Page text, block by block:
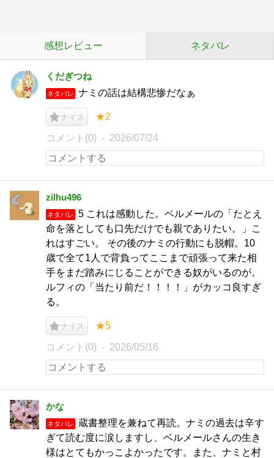
感想レビュー ネタバレ
くだぎつね
ネタバレ ナミの話は結構悲惨だなぁ
ナイス ★2
コメント(0) 2026/07/24
zilhu496
ネタバレ
5 これは感動した。ベルメールの「たとえ
命を落としても口先だけでも親でありたい。」こ
れはすごい。 その後のナミの行動にも脱帽。10
歳で全て1人で背負ってここまで頑張って来た相
手をまだ踏みにじることができる奴がいるのが。
ルフィの「当たり前だ！！！！」がカッコ良すぎ
る。
ナイス ★5
コメント(0) 2026/05/16
かな
ネタバレ
蔵書整理を兼ねて再読。ナミの過去は辛す
ぎて読む度に涙しますし、ベルメールさんの生き
様はとてもかっこよかったです。また、ナミと村